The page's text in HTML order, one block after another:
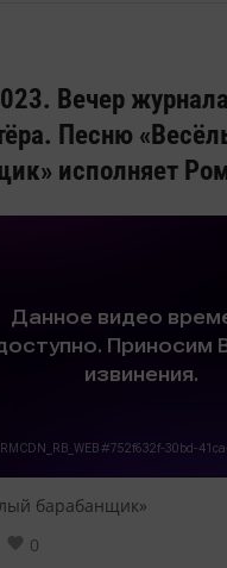
Вечер
Песню
исполняет
барабанщик»
0